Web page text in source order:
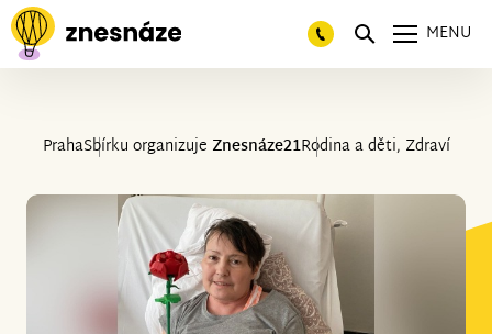
MENU
PrahaSbírku organizuje Znesnáze21Rodina a děti, Zdraví